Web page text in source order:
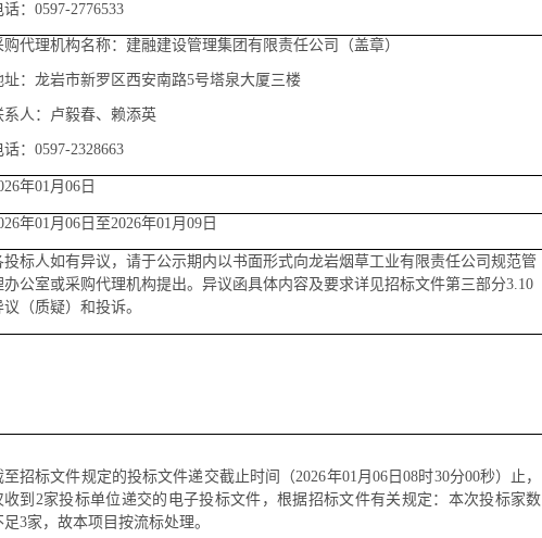
： 0597-2776533
购代理机构名称： 建融建设管理集团有限责任公司 （盖章）
： 龙岩市新罗区 西安南路5号塔泉大厦三楼
系人：卢毅春、赖添英
： 0597-2328663
6年01月 06日
6年01月 06日至2026年01月 09日
投标人如有异议，请于公示期内以书面形式向龙岩烟草工业有限责任公司 规范管
办公室或采购代理机构提出。异议函具体内容及要求详见招标文件第三部分3.10
议（质疑）和投诉。
至招标文件规定的投标文件递交截止时间（2026年01月 06日08时30分00秒）止 ，
收到 2家投标单位递交的 电子投标文件 ，根据招标文件有关规定：本次投标家数
足3家，故本项目按流标处理。